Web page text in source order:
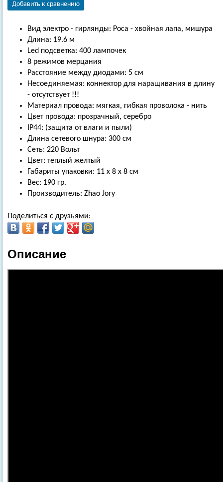
Добавить к сравнению
Вид электро - гирлянды: Роса - хвойная лапа, мишура
Длина: 19.6 м
Led подсветка: 400 лампочек
8 режимов мерцания
Расстояние между диодами: 5 см
Несоединяемая: коннектор для наращивания в длину
- отсутствует !!!
Материал провода: мягкая, гибкая проволока - нить
Цвет провода: прозрачный, серебро
IP44: (защита от влаги и пыли)
Длина сетевого шнура: 300 см
Сеть: 220 Вольт
Цвет: теплый желтый
Габариты упаковки: 11 х 8 х 8 см
Вес: 190 гр.
Производитель: Zhao Jory
Поделиться с друзьями:
Описание